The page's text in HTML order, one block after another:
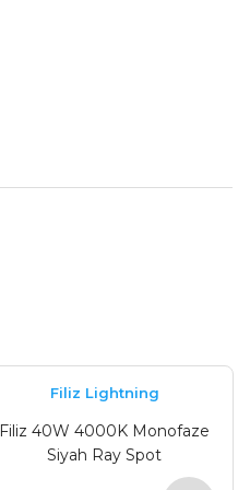
Filiz Lightning
Filiz 40W 4000K Monofaze
Siyah Ray Spot